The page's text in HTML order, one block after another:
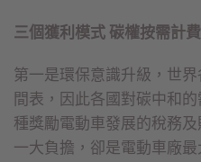
三個獲利模式 碳權按需計
第一是環保意識升級，世
間表，因此各國對碳中和
種獎勵電動車發展的稅務
一大負擔，卻是電動車廠